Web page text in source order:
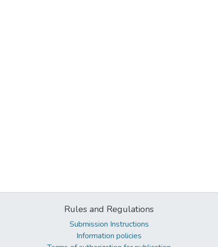
Rules and Regulations
Submission Instructions
Information policies